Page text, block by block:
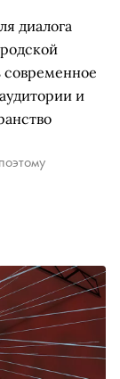
диалога
современное
и